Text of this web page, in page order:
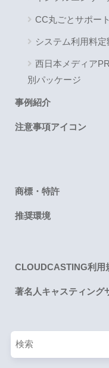
CC丸ごとサポー
システム利用料定
西日本メディア
別パッケージ
事例紹介
注意事項アイコン
商標・特許
推奨環境
CLOUDCASTING利用
著名人キャスティング